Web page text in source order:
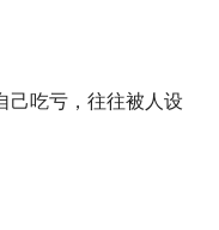
己吃亏，往往被人设